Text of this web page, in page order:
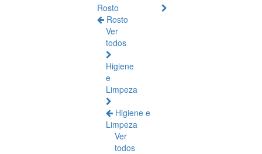
Rosto
Rosto
Ver
todos
Higiene
e
Limpeza
Higiene e
Limpeza
Ver
todos